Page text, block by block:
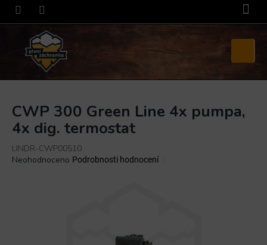
Přejít
obsah
košík
CWP 300 Green Line 4x pumpa,
4x dig. termostat
LINDR-CWP00510
Průměrné
Neohodnoceno Podrobnosti hodnocení